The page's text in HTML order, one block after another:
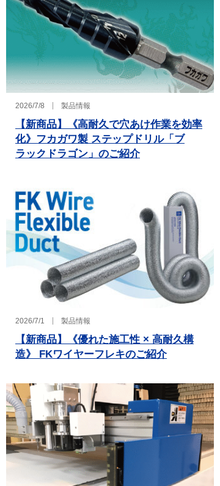
2026/7/8 製品情報
【新商品】《高耐久で穴あけ作業を効率
化》フカガワ製 ステップドリル「ブ
ラックドラゴン」のご紹介
2026/7/1 製品情報
【新商品】《優れた施工性 × 高耐久構
造》 FKワイヤーフレキのご紹介